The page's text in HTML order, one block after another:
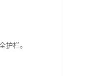
护栏。